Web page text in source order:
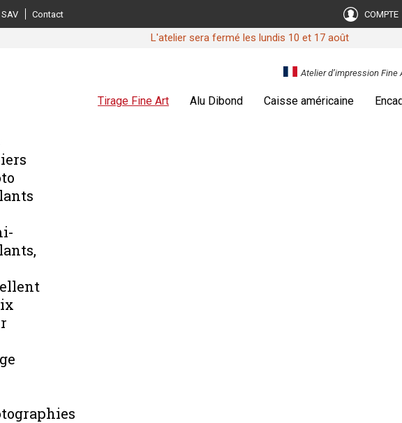
SAV Contact COMPTE
L'atelier sera fermé les lundis 10 et 17 août
Atelier d’impression Fine
Tirage Fine Art Alu Dibond Caisse américaine